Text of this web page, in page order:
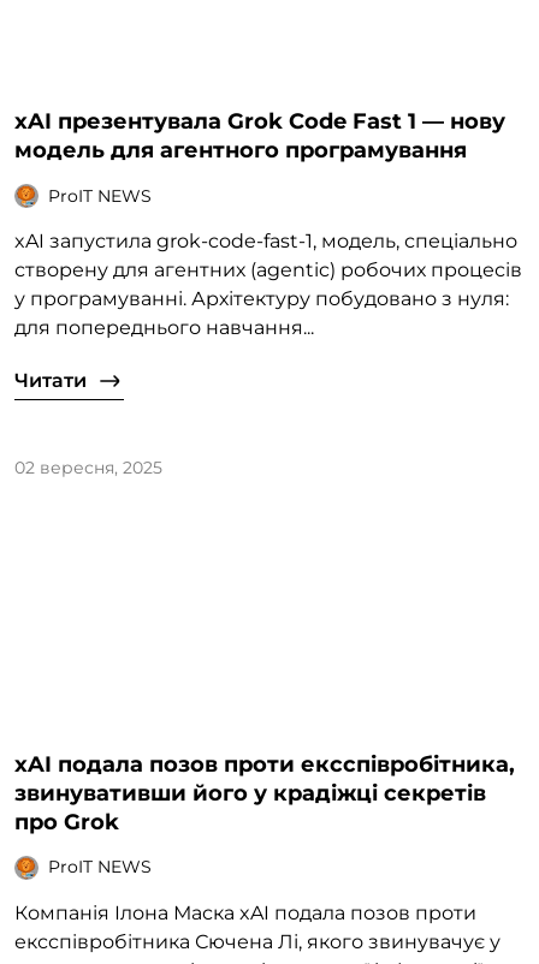
xAI презентувала Grok Code Fast 1 — нову
модель для агентного програмування
ProIT NEWS
xAI запустила grok-code-fast-1, модель, спеціально
створену для агентних (agentic) робочих процесів
у програмуванні. Архітектуру побудовано з нуля:
для попереднього навчання...
Читати
02 вересня, 2025
xAI подала позов проти ексспівробітника,
звинувативши його у крадіжці секретів
про Grok
ProIT NEWS
Компанія Ілона Маска xAI подала позов проти
ексспівробітника Сючена Лі, якого звинувачує у